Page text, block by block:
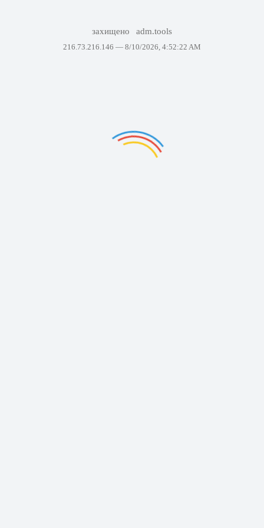
захищено adm.tools
216.73.216.146 — 8/10/2026, 4:52:22 AM